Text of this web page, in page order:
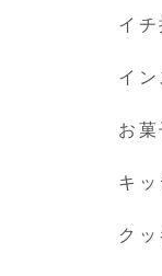
イチ
イン
お菓
キッ
クッ